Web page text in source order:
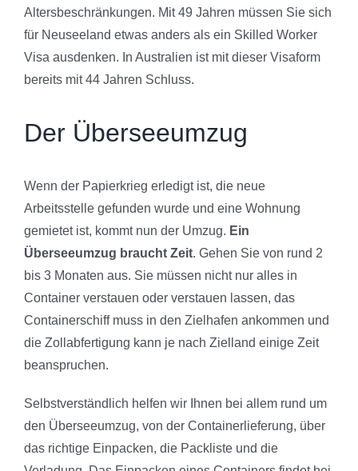
Altersbeschränkungen. Mit 49 Jahren müssen Sie sich
für Neuseeland etwas anders als ein Skilled Worker
Visa ausdenken. In Australien ist mit dieser Visaform
bereits mit 44 Jahren Schluss.
Der Überseeumzug
Wenn der Papierkrieg erledigt ist, die neue
Arbeitsstelle gefunden wurde und eine Wohnung
gemietet ist, kommt nun der Umzug. Ein
Überseeumzug braucht Zeit. Gehen Sie von rund 2
bis 3 Monaten aus. Sie müssen nicht nur alles in
Container verstauen oder verstauen lassen, das
Containerschiff muss in den Zielhafen ankommen und
die Zollabfertigung kann je nach Zielland einige Zeit
beanspruchen.
Selbstverständlich helfen wir Ihnen bei allem rund um
den Überseeumzug, von der Containerlieferung, über
das richtige Einpacken, die Packliste und die